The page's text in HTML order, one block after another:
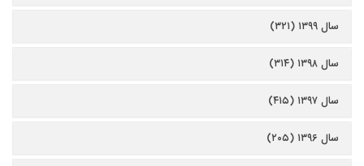
سال ۱۳۹۹ (۳۲۱)
سال ۱۳۹۸ (۳۱۴)
سال ۱۳۹۷ (۴۱۵)
سال ۱۳۹۶ (۲۰۵)